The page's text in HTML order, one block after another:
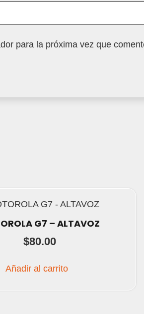
para la próxima vez que
G7 – ALTAVOZ
$80.00
Añadir al carrito